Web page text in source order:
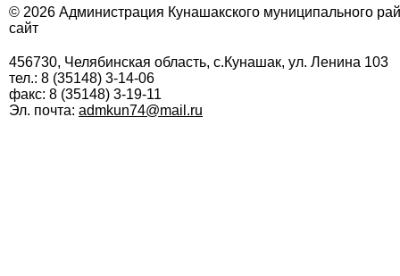
© 2026 Администрация Кунашакского муниципального
сайт
456730, Челябинская область, с.Кунашак, ул. Ленина 103
тел.: 8 (35148) 3-14-06
факс: 8 (35148) 3-19-11
Эл. почта: admkun74@mail.ru